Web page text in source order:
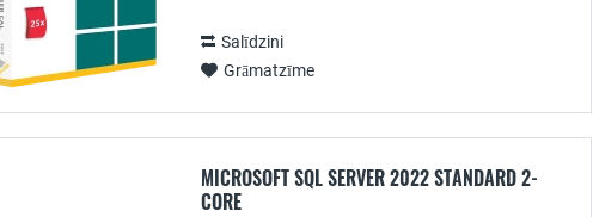
Salīdzini
Grāmatzīme
MICROSOFT SQL SERVER 2022 STANDARD 2-
CORE